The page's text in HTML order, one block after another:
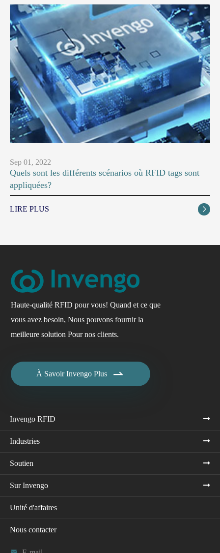
Sep 01, 2022
Quels sont les différents scénarios où RFID tags sont
appliquées?
LIRE PLUS 
Haute-qualité RFID pour vous! Quand et ce que
vous avez besoin, Nous pouvons fournir la
meilleure solution Pour nos clients.
À Savoir Invengo Plus 
Invengo RFID
Industries
Soutien
Sur Invengo
Unité d'affaires
Nous contacter